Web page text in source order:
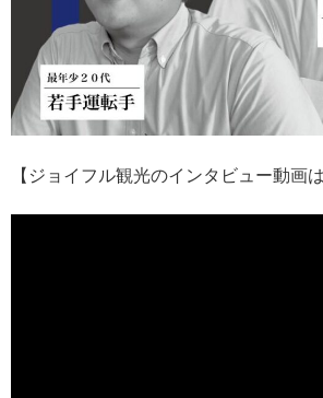
【ジョイフル観光のインタビュー動画